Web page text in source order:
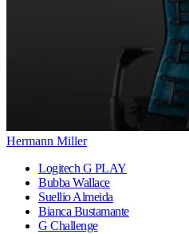
Hermann Miller
Logitech G PLAY
Bubba Wallace
Suellio Almeida
Bianca Bustamante
G Challenge